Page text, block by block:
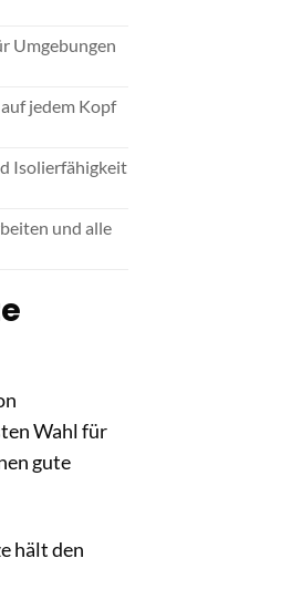
Umgebungen
jedem Kopf
Isolierfähigkeit
und alle
Wahl für
gute
hält den